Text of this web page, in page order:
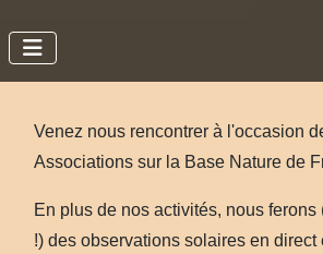
Venez nous rencontrer à l'occasion
Associations sur la Base Nature de
En plus de nos activités, nous ferons
!) des observations solaires en direct